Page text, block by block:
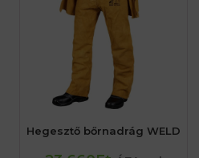
Hegesztő bőrnadrág WELD